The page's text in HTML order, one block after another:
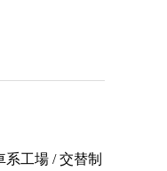
工場 / 交替制